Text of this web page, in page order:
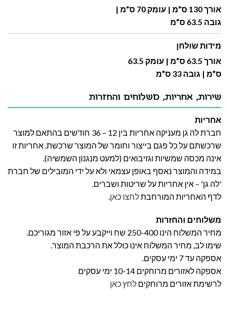
אורך 130 ס”מ | עומק 70 ס”מ |
גובה 63.5 ס”מ
מידות שולחן
אורך 63.5 ס”מ | עומק 63.5
ס”מ | גובה 33 ס”מ
שירות, אחריות, משלוחים והחזרות
אחריות
חברת לה גן מעניקה אחריות בין 12 – 36 חודשים בהתאם למוצר
שרכשתם על כל פגם בייצור וחומר של המוצר שרכשת. אחריות זו
אינה מכסה שמשיות וגזיבואים (למעט מנגנון השמשיה).
במידה והמוצר נאסף באופן עצמאי ולא על ידי המובילים של חברת
'לה גן' – אין אחריות על שריטות ושברים.
לדף האחריות המורחבתלחצו כאן.
משלוחים והחזרות
מחיר המשלוח הינו 250-400 שח וייקבע על פי אזור מגוריכם.
שימו לב, מחיר המשלוח אינו כולל את הרכבת המוצר.
אספקה עד 7 ימי עסקים.
אספקה לאזורים מרוחקים 10-14 ימי עסקים
לרשימת אזורים מרוחקים לחץ כאן